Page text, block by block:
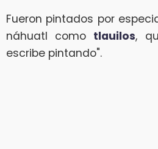
Fueron pintados por
náhuatl como tlauilos,
escribe pintando".